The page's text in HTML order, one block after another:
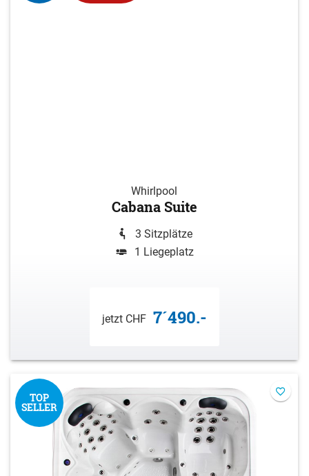
Whirlpool
Cabana Suite
3 Sitzplätze
1 Liegeplatz
jetzt CHF 7´490.-
TOP
SELLER